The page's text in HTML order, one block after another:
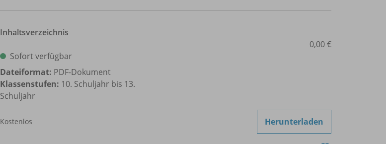
Inhaltsverzeichnis
Sofort verfügbar
Dateiformat: PDF-Dokument
Klassenstufen: 10. Schuljahr bis 13.
Schuljahr
Kostenlos
0,00 €
Herunterladen